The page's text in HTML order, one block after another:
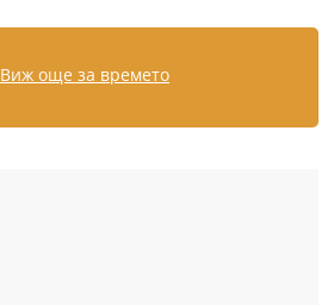
Виж още за времето